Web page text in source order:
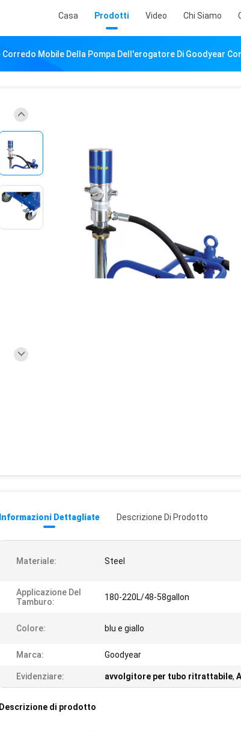
Casa Prodotti Video Chi Siamo
Corredo Mobile Della Pompa Dell'erogatore Di Goodyear
Informazioni Dettagliate Descrizione Di Prodotto
Materiale: Steel
Applicazione Del
Tamburo:
180-220L/48-58gallon
Colore: blu e giallo
Marca: Goodyear
Evidenziare: avvolgitore per tubo ritrattabile,
Descrizione di prodotto